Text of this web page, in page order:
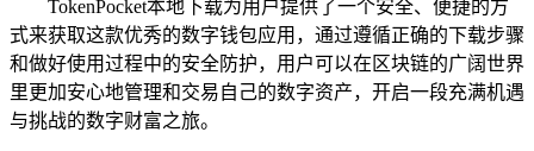
TokenPocket本地下载为用户提供了一个安全、便捷的方
式来获取这款优秀的数字钱包应用，通过遵循正确的下载步骤
和做好使用过程中的安全防护，用户可以在区块链的广阔世界
里更加安心地管理和交易自己的数字资产，开启一段充满机遇
与挑战的数字财富之旅。